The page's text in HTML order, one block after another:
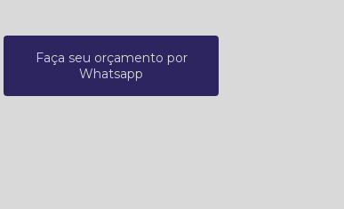
Faça seu orçamento por
Whatsapp